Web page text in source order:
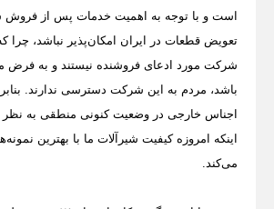
است و با توجه به اهمیت خدمات پس از فروش
تعویض قطعات در ایران امکان‌پذیر نباشد، چرا
شرکت مورد ادعای فروشنده نیستند و به فرض
باشد، مردم به این شرکت دسترسی ندارند.
اجناس خارجی در وضعیت کنونی منطقی به
اینکه امروزه کیفیت شیرآلات ما با بهترین
می‌کند.